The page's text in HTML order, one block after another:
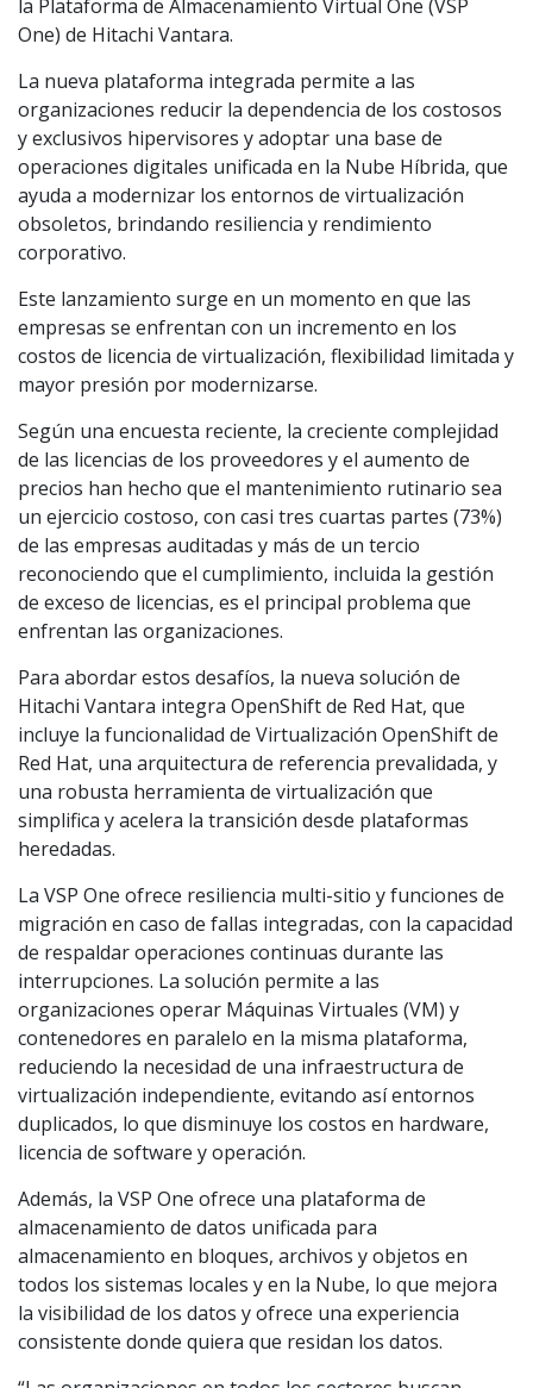
la Plataforma de Almacenamiento Virtual One (VSP
One) de Hitachi Vantara.
La nueva plataforma integrada permite a las
organizaciones reducir la dependencia de los costosos
y exclusivos hipervisores y adoptar una base de
operaciones digitales unificada en la Nube Híbrida, que
ayuda a modernizar los entornos de virtualización
obsoletos, brindando resiliencia y rendimiento
corporativo.
Este lanzamiento surge en un momento en que las
empresas se enfrentan con un incremento en los
costos de licencia de virtualización, flexibilidad limitada y
mayor presión por modernizarse.
Según una encuesta reciente, la creciente complejidad
de las licencias de los proveedores y el aumento de
precios han hecho que el mantenimiento rutinario sea
un ejercicio costoso, con casi tres cuartas partes (73%)
de las empresas auditadas y más de un tercio
reconociendo que el cumplimiento, incluida la gestión
de exceso de licencias, es el principal problema que
enfrentan las organizaciones.
Para abordar estos desafíos, la nueva solución de
Hitachi Vantara integra OpenShift de Red Hat, que
incluye la funcionalidad de Virtualización OpenShift de
Red Hat, una arquitectura de referencia prevalidada, y
una robusta herramienta de virtualización que
simplifica y acelera la transición desde plataformas
heredadas.
La VSP One ofrece resiliencia multi-sitio y funciones de
migración en caso de fallas integradas, con la capacidad
de respaldar operaciones continuas durante las
interrupciones. La solución permite a las
organizaciones operar Máquinas Virtuales (VM) y
contenedores en paralelo en la misma plataforma,
reduciendo la necesidad de una infraestructura de
virtualización independiente, evitando así entornos
duplicados, lo que disminuye los costos en hardware,
licencia de software y operación.
Además, la VSP One ofrece una plataforma de
almacenamiento de datos unificada para
almacenamiento en bloques, archivos y objetos en
todos los sistemas locales y en la Nube, lo que mejora
la visibilidad de los datos y ofrece una experiencia
consistente donde quiera que residan los datos.